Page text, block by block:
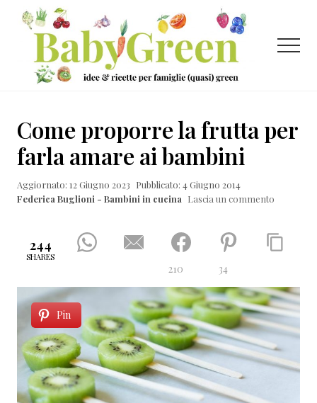
Menu
Passa
contenuto
principale
Passa
laterale
primaria
Passa
ricette
per
famiglie
Menu
Come proporre la frutta per
farla amare ai bambini
Aggiornato: 12 Giugno 2023 Pubblicato: 4 Giugno 2014
Federica Buglioni - Bambini in cucina Lascia un commento
244
SHARES
210 34
Pin